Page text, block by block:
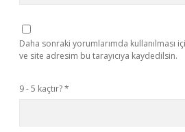
Daha sonraki yorumlarımda kullanılması
ve site adresim bu tarayıcıya kaydedilsin.
9 - 5 kaçtır?*